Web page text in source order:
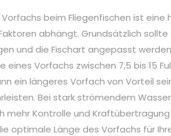
Vorfachs beim Fliegenfischen ist
abhängt. Grundsätzlich
und die Fischart angepasst
eines Vorfachs zwischen 7,5 bis 15
ein längeres Vorfach von Vorteil
Bei stark strömendem
mehr Kontrolle und
optimale Länge des Vorfachs für